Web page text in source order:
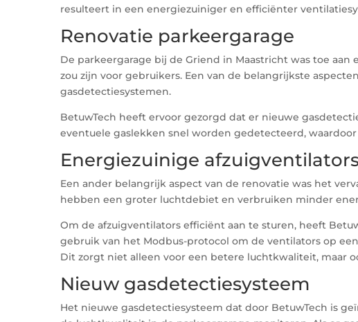
resulteert in een energiezuiniger en efficiënter
Renovatie parkeergarage
De parkeergarage bij de Griend in Maastricht was toe
zou zijn voor gebruikers. Een van de belangrijkste
gasdetectiesystemen.
BetuwTech heeft ervoor gezorgd dat er nieuwe
eventuele gaslekken snel worden gedetecteerd,
Energiezuinige
Een ander belangrijk aspect van de renovatie was het
hebben een groter luchtdebiet en verbruiken minder
Om de afzuigventilators efficiënt aan te sturen, heeft
gebruik van het Modbus-protocol om de ventilators op
Dit zorgt niet alleen voor een betere luchtkwaliteit, maar
Nieuw gasdetectiesysteem
Het nieuwe gasdetectiesysteem dat door BetuwTech is